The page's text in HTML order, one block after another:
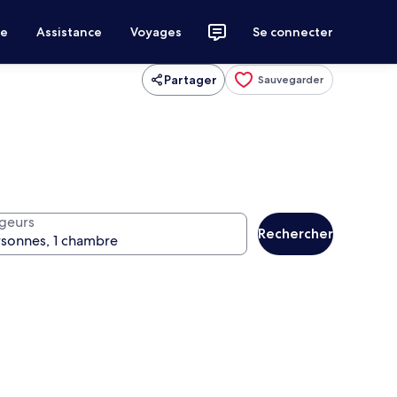
Assistance Voyages Se connecter
Partager Sauvegarder
Rechercher